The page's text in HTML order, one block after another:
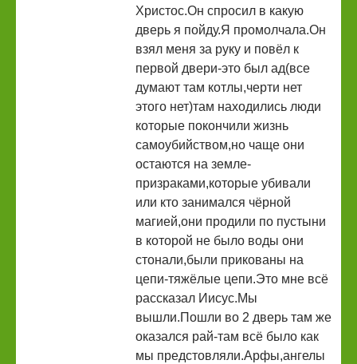
Христос.Он спросил в какую
дверь я пойду.Я промолчала.Он
взял меня за руку и повёл к
первой двери-это был ад(все
думают там котлы,черти нет
этого нет)там находились люди
которые покончили жизнь
самоубийством,но чаще они
остаются на земле-
призраками,которые убивали
или кто занимался чёрной
магией,они продили по пустыни
в которой не было воды они
стонали,были прикованы на
цепи-тяжёлые цепи.Это мне всё
рассказал Иисус.Мы
вышли.Пошли во 2 дверь там же
оказался рай-там всё было как
мы предстовляли.Арфы,ангелы